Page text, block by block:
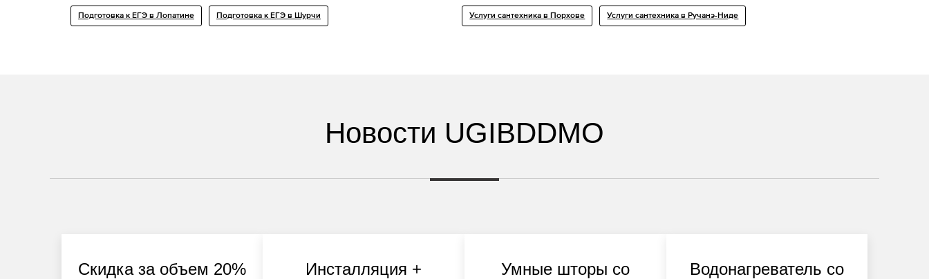
Подготовка к ЕГЭ в Лопатине Подготовка к ЕГЭ в Шурчи Услуги сантехника в Порхове Услуги сантехника в Ручанэ-Ниде
Новости UGIBDDMO
Скидка за объем 20%
Инсталляция +
Умные шторы со
Водонагреватель со